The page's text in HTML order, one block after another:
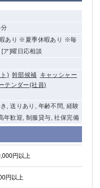
あり ※夏季休暇あり ※毎
ア]曜日応相談
) 幹部候補 キャッシャー
テンダー(社員)
, 送りあり, 年齢不問, 経験
年歓迎, 制服貸与, 社保完備
円以上
円以上